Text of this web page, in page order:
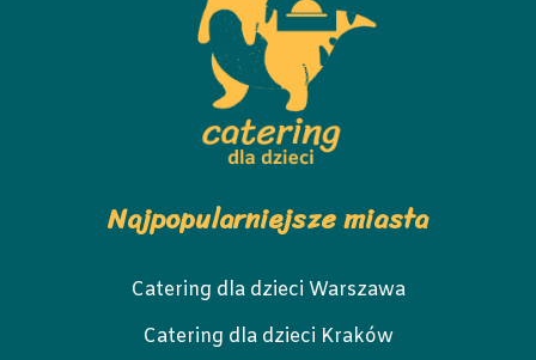
Najpopularniejsze miasta
Catering dla dzieci Warszawa
Catering dla dzieci Kraków